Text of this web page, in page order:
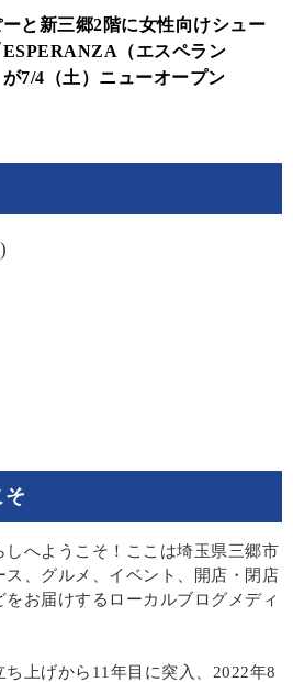
ーと新三郷2階に女性向けシュー
ESPERANZA（エスペラン
7/4（土）ニューオープン
そ
しへようこそ！ここは埼玉県三郷市
ス、グルメ、イベント、開店・閉店
をお届けするローカルブログメディ
ち上げから11年目に突入、2022年8